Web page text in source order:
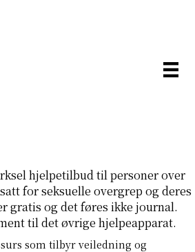
hjelpetilbud til personer over
for seksuelle overgrep og deres
gratis og det føres ikke journal.
til det øvrige hjelpeapparat.
som tilbyr veiledning og